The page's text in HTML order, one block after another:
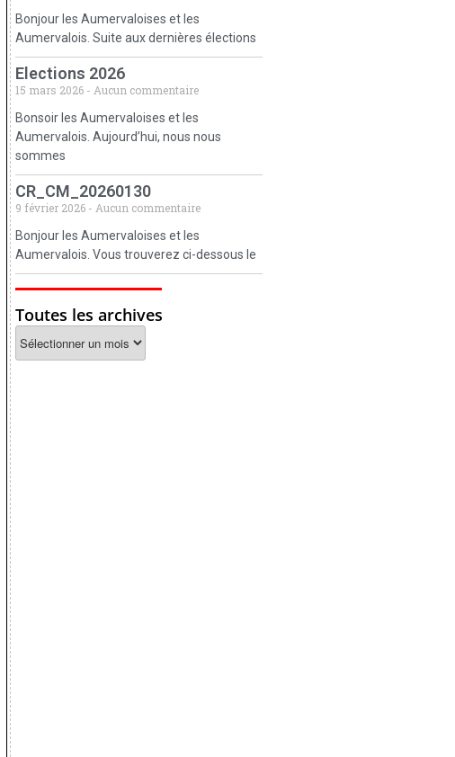
Bonjour les Aumervaloises et les
Aumervalois. Suite aux dernières élections
Elections 2026
15 mars 2026
Aucun commentaire
Bonsoir les Aumervaloises et les
Aumervalois. Aujourd’hui, nous nous
sommes
CR_CM_20260130
9 février 2026
Aucun commentaire
Bonjour les Aumervaloises et les
Aumervalois. Vous trouverez ci-dessous le
Toutes les archives